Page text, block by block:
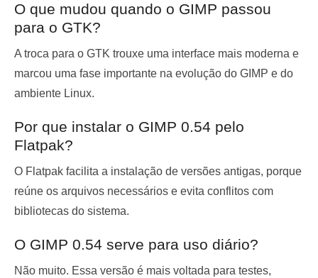
O que mudou quando o GIMP passou
para o GTK?
A troca para o GTK trouxe uma interface mais moderna e
marcou uma fase importante na evolução do GIMP e do
ambiente Linux.
Por que instalar o GIMP 0.54 pelo
Flatpak?
O Flatpak facilita a instalação de versões antigas, porque
reúne os arquivos necessários e evita conflitos com
bibliotecas do sistema.
O GIMP 0.54 serve para uso diário?
Não muito. Essa versão é mais voltada para testes,